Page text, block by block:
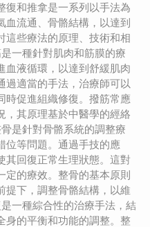
復和推拿是一系列以手法為
血流通、骨骼結構，以達到
這些療法的原理、技術和相
一種針對肌肉和筋膜的療
血液循環，以達到舒緩肌肉
過適當的手法，治療師可以
時促進組織修復。撥筋常應
，其原理基於中醫學的經絡
是針對骨骼系統的調整療
位等問題。通過手技的應
其回復正常生理狀態。這對
定的療效。整骨的基本原則
提下，調整骨骼結構，以維
一種綜合性的治療手法，結
身的平衡和功能的調整。整